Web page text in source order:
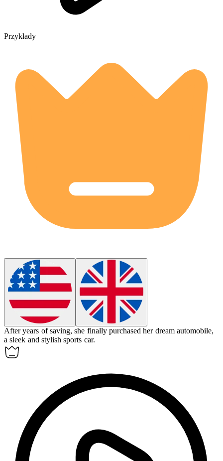
Przykłady
After years of saving, she finally purchased her dream automobile,
a sleek and stylish sports car.